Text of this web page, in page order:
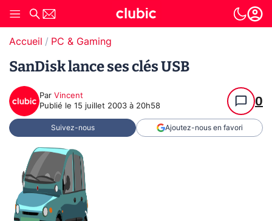
Accueil PC & Gaming
SanDisk lance ses clés USB
Par Vincent
Publié le 15 juillet 2003 à 20h58 0
Suivez-nous Ajoutez-nous en favori